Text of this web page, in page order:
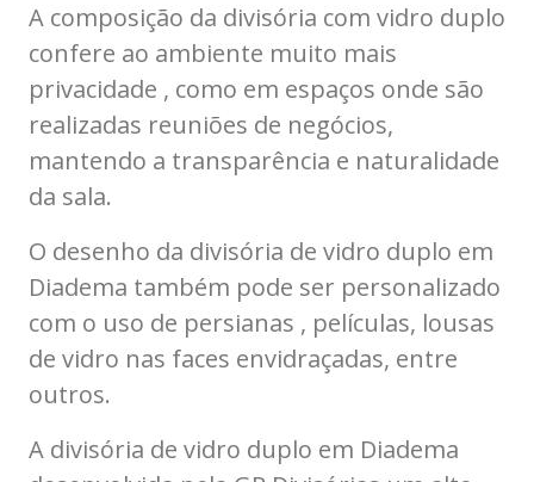
A composição da divisória com vidro duplo
confere ao ambiente muito mais
privacidade , como em espaços onde são
realizadas reuniões de negócios,
mantendo a transparência e naturalidade
da sala.
O desenho da divisória de vidro duplo em
Diadema também pode ser personalizado
com o uso de persianas , películas, lousas
de vidro nas faces envidraçadas, entre
outros.
A divisória de vidro duplo em Diadema